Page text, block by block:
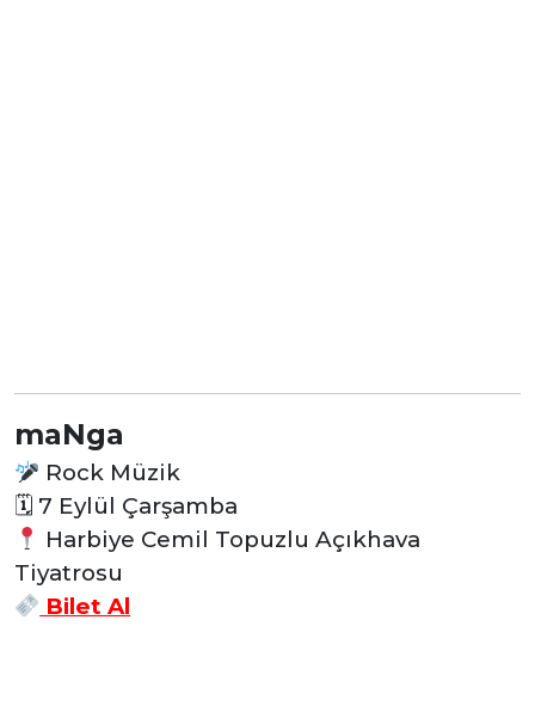
maNga
Rock Müzik
🗓 7 Eylül Çarşamba
Harbiye Cemil Topuzlu Açıkhava
Tiyatrosu
Bilet Al